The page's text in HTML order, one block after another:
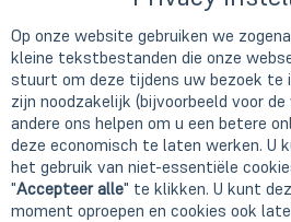
Op onze website gebruiken we
kleine tekstbestanden die onze
stuurt om deze tijdens uw bezoek te
zijn noodzakelijk (bijvoorbeeld voor
andere ons helpen om u een betere
deze economisch te laten werken. U
het gebruik van niet-essentiële
"Accepteer alle" te klikken. U kunt
moment oproepen en cookies ook